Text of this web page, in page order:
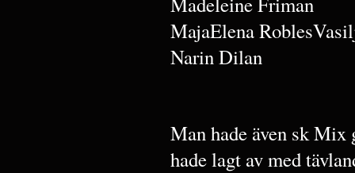
MajaElena
Narin Dilan
Man hade även sk Mix
hade lagt av med